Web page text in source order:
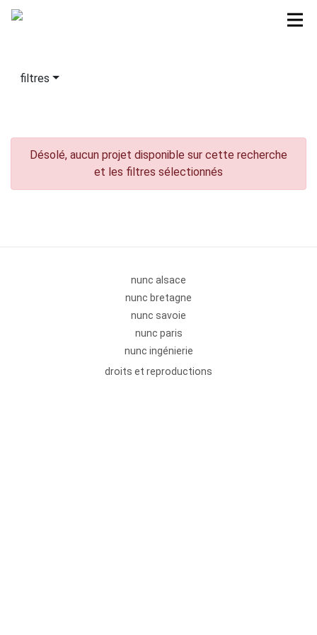
filtres
Désolé, aucun projet disponible sur cette recherche
et les filtres sélectionnés
nunc alsace
nunc bretagne
nunc savoie
nunc paris
nunc ingénierie
droits et reproductions